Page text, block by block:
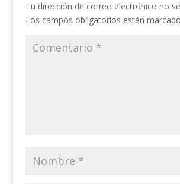
Tu dirección de correo electrónico no
Los campos obligatorios están